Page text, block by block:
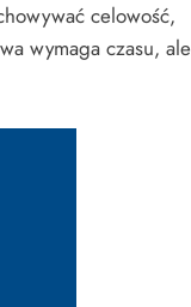
celowość,
wymaga czasu, ale